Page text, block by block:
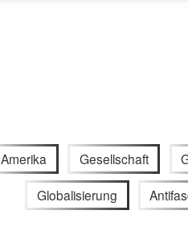
Amerika Gesellschaft
Globalisierung